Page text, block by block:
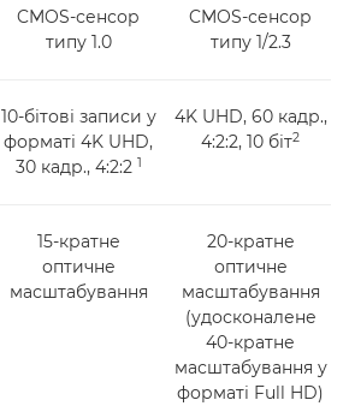
CMOS-сенсор
типу 1.0
CMOS-сенсор
типу 1/2.3
10-бітові записи у
форматі 4K UHD,
30 кадр., 4:2:2 1
4K UHD, 60 кадр.,
4:2:2, 10 біт2
15-кратне
оптичне
масштабування
20-кратне
оптичне
масштабування
(удосконалене
40-кратне
масштабування у
форматі Full HD)